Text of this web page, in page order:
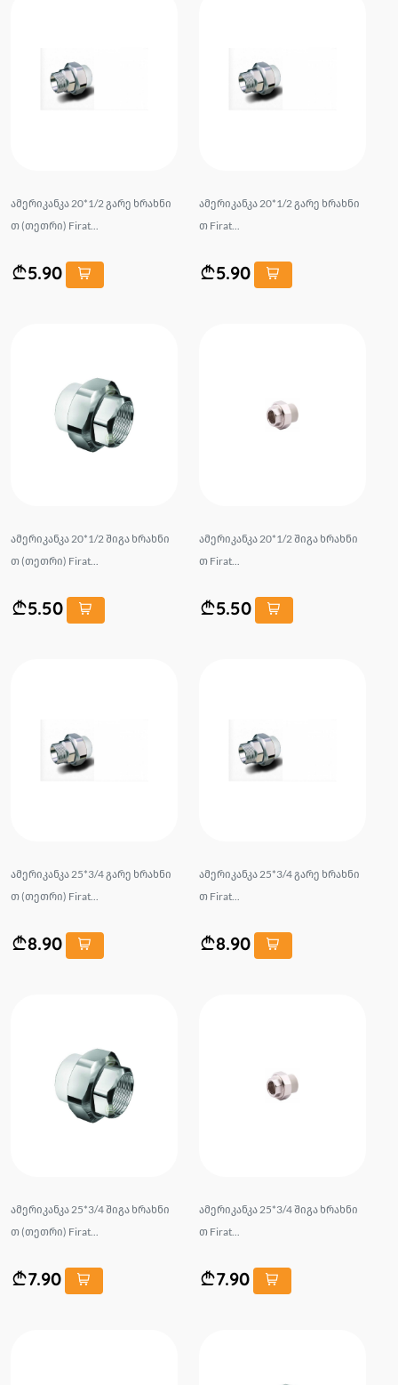
ამერიკანკა 20*1/2 გარე ხრახნი
თ (თეთრი) Firat...
5.90
ამერიკანკა 20*1/2 გარე ხრახნი
თ Firat...
5.90
ამერიკანკა 20*1/2 შიგა ხრახნი
თ (თეთრი) Firat...
5.50
ამერიკანკა 20*1/2 შიგა ხრახნი
თ Firat...
5.50
ამერიკანკა 25*3/4 გარე ხრახნი
თ (თეთრი) Firat...
8.90
ამერიკანკა 25*3/4 გარე ხრახნი
თ Firat...
8.90
ამერიკანკა 25*3/4 შიგა ხრახნი
თ (თეთრი) Firat...
7.90
ამერიკანკა 25*3/4 შიგა ხრახნი
თ Firat...
7.90